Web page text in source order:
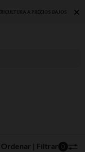
A PRECIOS BAJOS ×
Ordenar | Filtrar 0